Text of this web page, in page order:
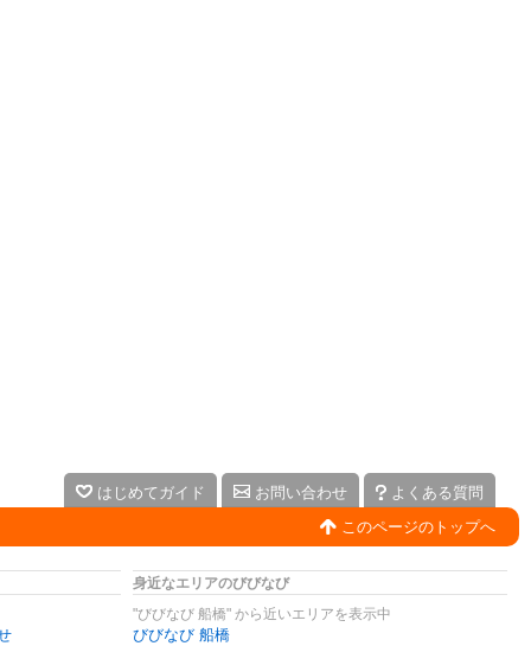
はじめてガイド お問い合わせ
よくある質問
このページのトップへ
身近なエリアのびびなび
"びびなび 船橋" から近いエリアを表示中
びびなび 船橋